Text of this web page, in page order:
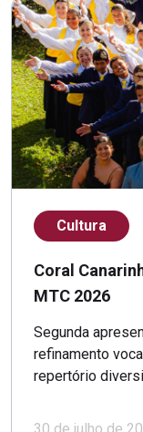
Cultura
Coral
MTC 2026
Segunda
refinamento
repertório